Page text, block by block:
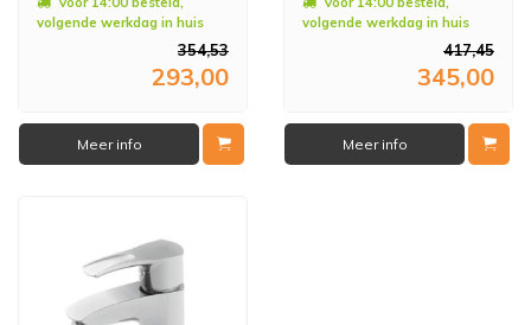
volgende werkdag in huis
354,53
293,00
Meer info
volgende werkdag in huis
417,45
345,00
Meer info